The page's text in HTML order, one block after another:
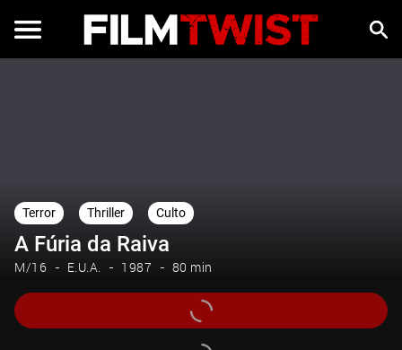
Terror Thriller Culto
A Fúria da Raiva
M/16 E.U.A. 1987 80 min